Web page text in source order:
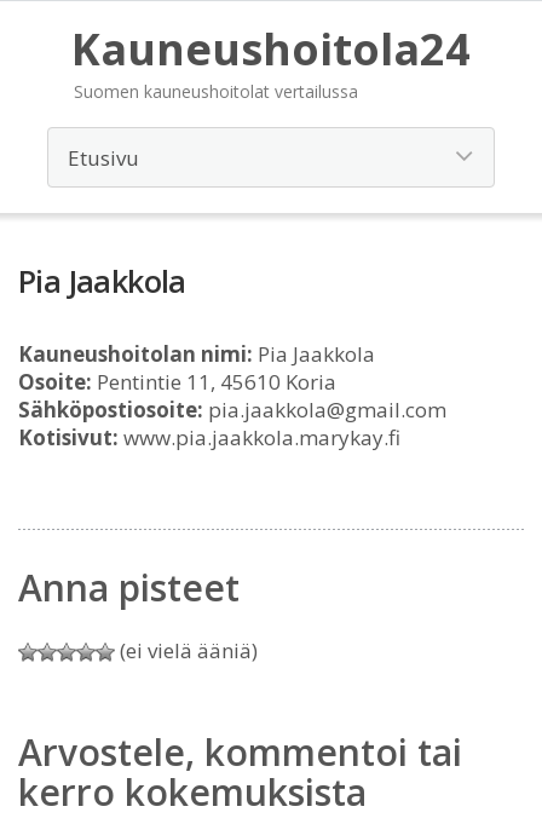
Kauneushoitola24
Suomen kauneushoitolat vertailussa
Pia Jaakkola
Kauneushoitolan nimi: Pia Jaakkola
Osoite: Pentintie 11, 45610 Koria
Sähköpostiosoite: pia.jaakkola@gmail.com
Kotisivut: www.pia.jaakkola.marykay.fi
Anna pisteet
(ei vielä ääniä)
Arvostele, kommentoi tai
kerro kokemuksista